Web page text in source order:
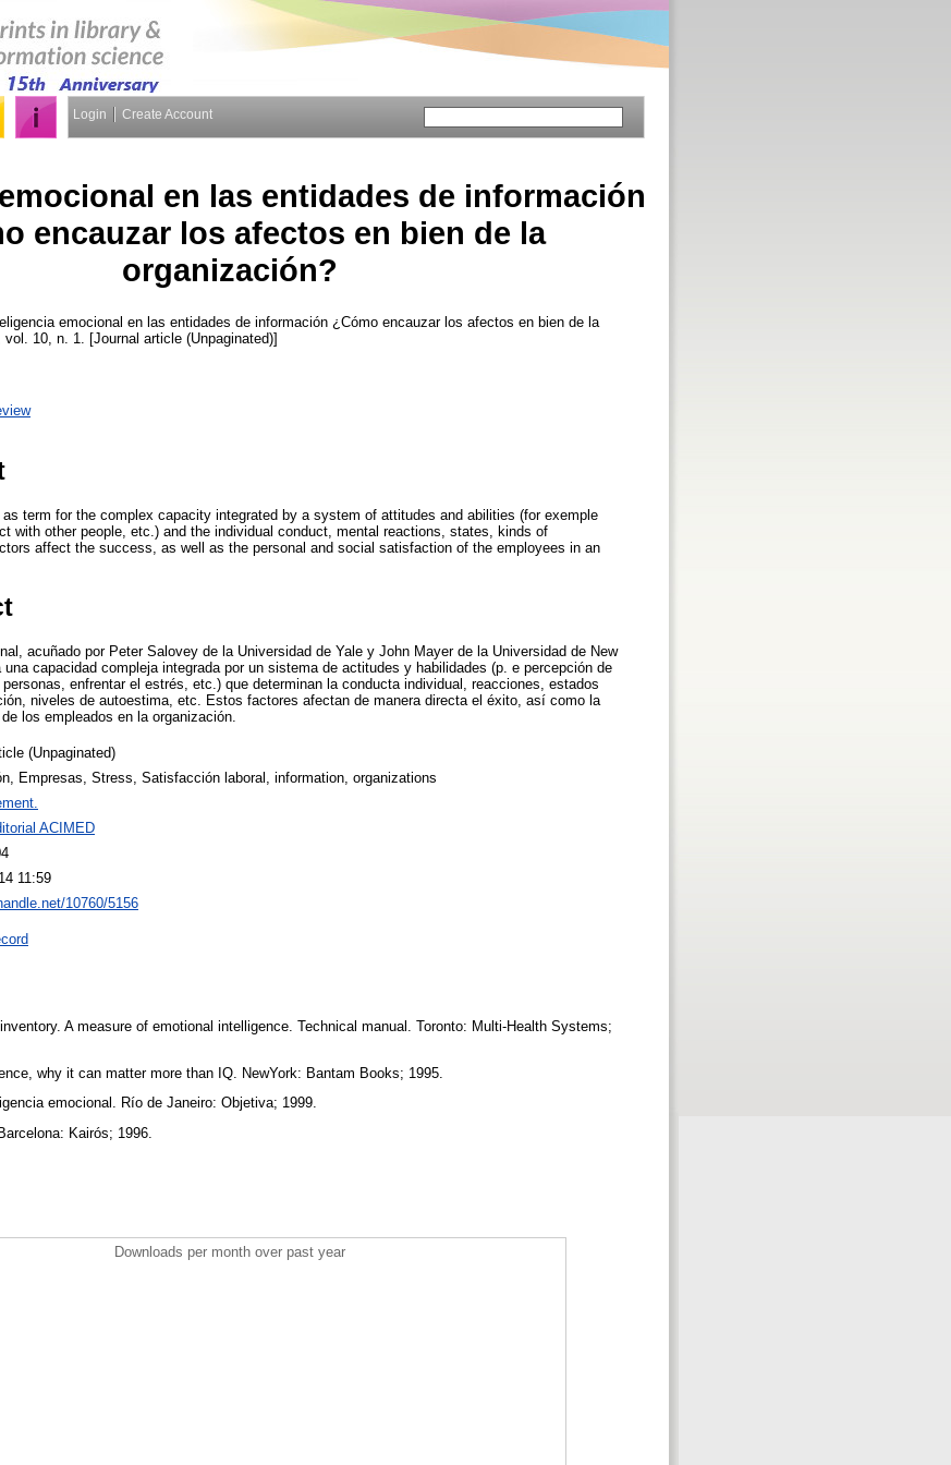
Login Create Account
en las entidades de información
encauzar los afectos en bien de la
organización?
emocional en las entidades de información ¿Cómo encauzar los afectos en bien de la
vol. 10, n. 1. [Journal article (Unpaginated)]
term for the complex capacity integrated by a system of attitudes and abilities (for exemple
with other people, etc.) and the individual conduct, mental reactions, states, kinds of
affect the success, as well as the personal and social satisfaction of the employees in an
acuñado por Peter Salovey de la Universidad de Yale y John Mayer de la Universidad de New
una capacidad compleja integrada por un sistema de actitudes y habilidades (p. e percepción de
enfrentar el estrés, etc.) que determinan la conducta individual, reacciones, estados
niveles de autoestima, etc. Estos factores afectan de manera directa el éxito, así como la
los empleados en la organización.
(Unpaginated)
Empresas, Stress, Satisfacción laboral, information, organizations
ACIMED
11:59
10760/5156
A measure of emotional intelligence. Technical manual. Toronto: Multi-Health Systems;
why it can matter more than IQ. NewYork: Bantam Books; 1995.
emocional. Río de Janeiro: Objetiva; 1999.
Kairós; 1996.
Downloads per month over past year